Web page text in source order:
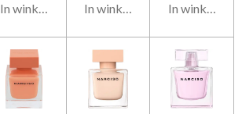
In winkelwagen In winkelwagen In